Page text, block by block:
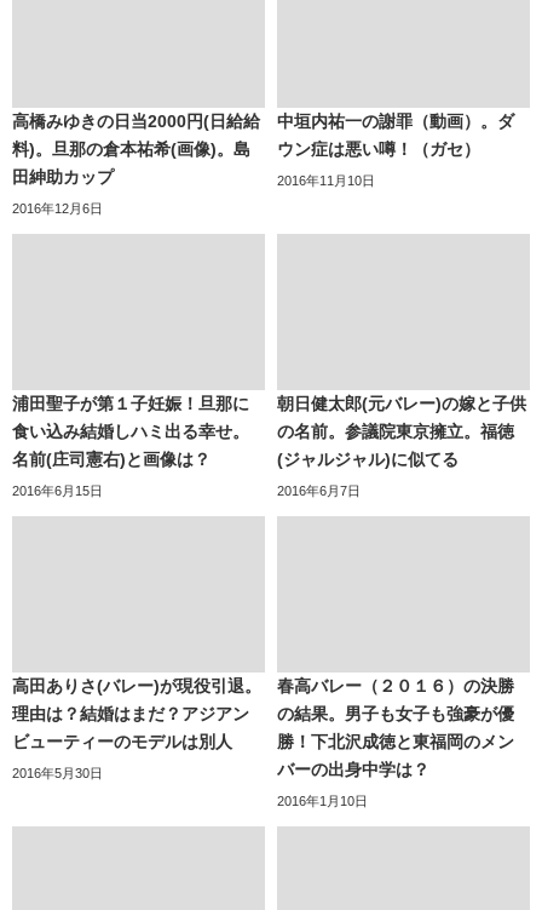
高橋みゆきの日当2000円(日給給
料)。旦那の倉本祐希(画像)。島
田紳助カップ
2016年12月6日
中垣内祐一の謝罪（動画）。ダ
ウン症は悪い噂！（ガセ）
2016年11月10日
浦田聖子が第１子妊娠！旦那に
食い込み結婚しハミ出る幸せ。
名前(庄司憲右)と画像は？
2016年6月15日
朝日健太郎(元バレー)の嫁と子供
の名前。参議院東京擁立。福徳
(ジャルジャル)に似てる
2016年6月7日
高田ありさ(バレー)が現役引退。
理由は？結婚はまだ？アジアン
ビューティーのモデルは別人
2016年5月30日
春高バレー（２０１６）の決勝
の結果。男子も女子も強豪が優
勝！下北沢成徳と東福岡のメン
バーの出身中学は？
2016年1月10日